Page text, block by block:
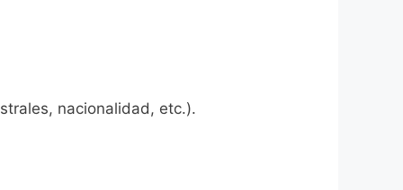
nacionalidad, etc.).